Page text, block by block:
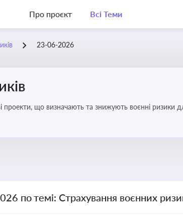
Про проєкт Всі Теми
23-06-2026
проекти, що визначають та знижують воєнні ризики
по темі: Страхування воєнних